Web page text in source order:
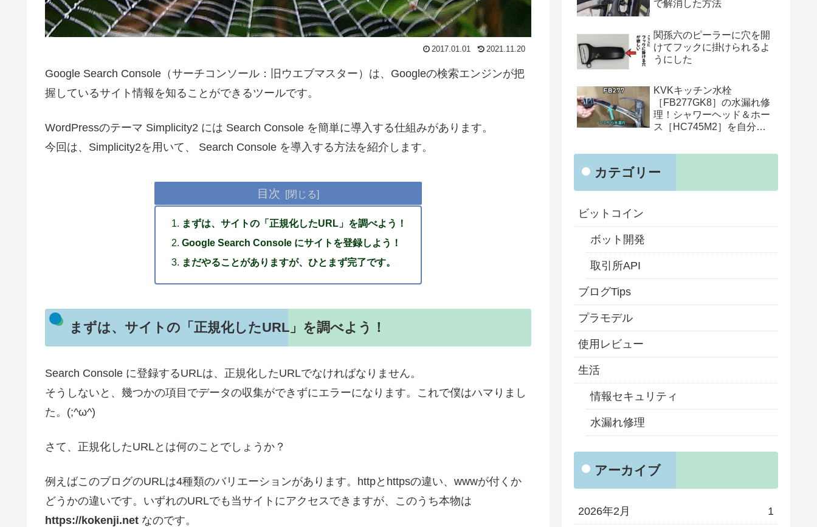
2017.01.01 2021.11.20
Google Search Console（サーチコンソール：旧ウエブマスター）は、Googleの検索エンジンが把
握しているサイト情報を知ることができるツールです。
WordPressのテーマ Simplicity2 には Search Console を簡単に導入する仕組みがあります。
今回は、Simplicity2を用いて、 Search Console を導入する方法を紹介します。
目次
まずは、サイトの「正規化したURL」を調べよう！
Google Search Console にサイトを登録しよう！
まだやることがありますが、ひとまず完了です。
まずは、サイトの「正規化したURL」を調べよう！
Search Console に登録するURLは、正規化したURLでなければなりません。
そうしないと、幾つかの項目でデータの収集ができずにエラーになります。これで僕はハマりまし
た。(;^ω^)
さて、正規化したURLとは何のことでしょうか？
例えばこのブログのURLは4種類のバリエーションがあります。httpとhttpsの違い、wwwが付くか
どうかの違いです。いずれのURLでも当サイトにアクセスできますが、このうち本物は
https://kokenji.net なのです。
で解消した方法
関孫六のピーラーに穴を開
けてフックに掛けられるよ
うにした
KVKキッチン水栓
［FB277GK8］の水漏れ修
理！シャワーヘッド＆ホー
ス［HC745M2］を自分で
カテゴリー
ビットコイン
ボット開発
取引所API
ブログTips
プラモデル
使用レビュー
生活
情報セキュリティ
水漏れ修理
アーカイブ
2026年2月 1